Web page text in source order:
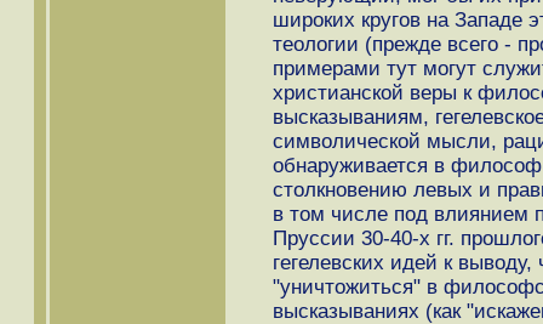
широких кругов на Западе
теологии (прежде всего -
примерами тут могут
христианской веры к
высказываниям,
символической мысли,
обнаруживается в
столкновению левых и
в том числе под влиянием
Пруссии 30-40-х гг.
гегелевских идей к
"уничтожиться" в
высказываниях (как